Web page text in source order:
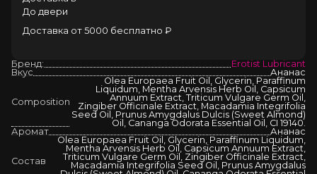
До двери
Доставка от 5000 бесплатно ₽
Бренд:
Erotist Lubricant
Вкус
Ананас
Composition
Olea Europaea Fruit Oil, Glycerin, Paraffinum
Liquidum, Mentha Arvensis Herb Oil, Capsicum
Annuum Extract, Triticum Vulgare Germ Oil,
Zingiber Officinale Extract, Macadamia Integrifolia
Seed Oil, Prunus Amygdalus Dulcis (Sweet Almond)
Oil, Cananga Odorata Essential Oil, CI 19140.
Аромат
Ананас
Состав
Olea Europaea Fruit Oil, Glycerin, Paraffinum Liquidum,
Mentha Arvensis Herb Oil, Capsicum Annuum Extract,
Triticum Vulgare Germ Oil, Zingiber Officinale Extract,
Macadamia Integrifolia Seed Oil, Prunus Amygdalus